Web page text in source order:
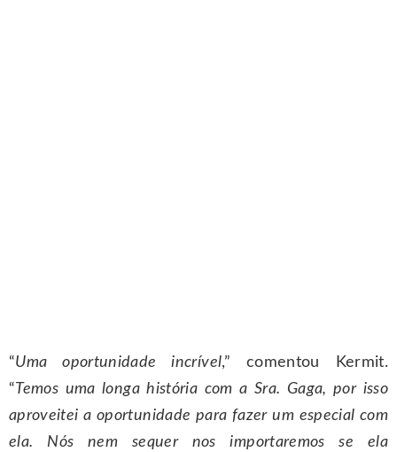
“Uma oportunidade incrível,” comentou Kermit.
“ Temos uma longa história com a Sra. Gaga, por isso
aproveitei a oportunidade para fazer um especial com
ela. Nós nem sequer nos importaremos se ela